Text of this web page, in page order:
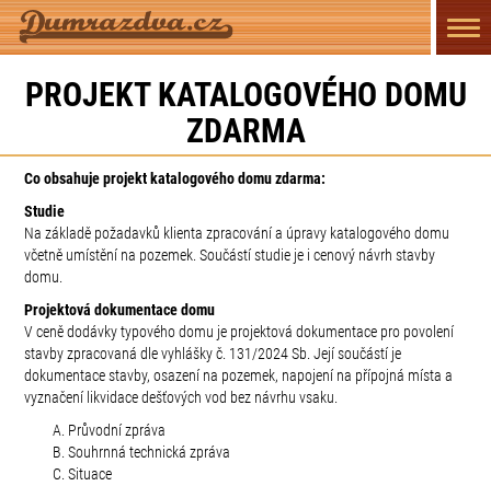
PROJEKT KATALOGOVÉHO DOMU
ZDARMA
Co obsahuje projekt katalogového domu zdarma:
Studie
Na základě požadavků klienta zpracování a úpravy katalogového domu
včetně umístění na pozemek. Součástí studie je i cenový návrh stavby
domu.
Projektová dokumentace domu
V ceně dodávky typového domu je projektová dokumentace pro povolení
stavby zpracovaná dle vyhlášky č. 131/2024 Sb. Její součástí je
dokumentace stavby, osazení na pozemek, napojení na přípojná místa a
vyznačení likvidace dešťových vod bez návrhu vsaku.
Průvodní zpráva
Souhrnná technická zpráva
Situace